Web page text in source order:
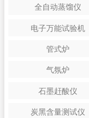
全自动蒸馏仪
电子万能试验机
管式炉
气氛炉
石墨赶酸仪
炭黑含量测试仪